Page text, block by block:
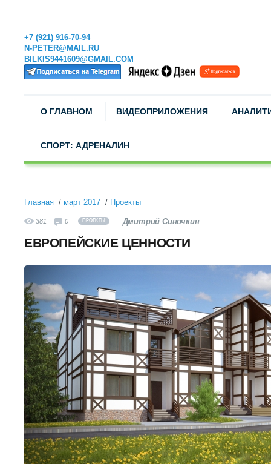
+7 (921) 916-70-94
N-PETER@MAIL.RU
BILKIS9441609@GMAIL.COM
О ГЛАВНОМ ВИДЕОПРИЛОЖЕНИЯ
СПОРТ: АДРЕНАЛИН
Главная март 2017 Проекты
381 0 ПРОЕКТЫ Дмитрий Синочкин
ЕВРОПЕЙСКИЕ ЦЕННОСТИ